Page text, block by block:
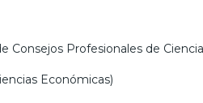
Consejos Profesionales de
Económicas)